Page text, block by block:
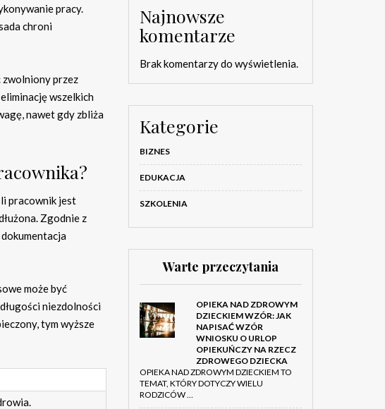
pracy.
chroni
zwolniony przez
wszelkich
nawet gdy zbliża
pracownik jest
Zgodnie z
może być
niezdolności
tym wyższe
Najnowsze
komentarze
Brak komentarzy do wyświetlenia.
Kategorie
BIZNES
EDUKACJA
SZKOLENIA
Warte przeczytania
OPIEKA NAD ZDROWYM
DZIECKIEM WZÓR: JAK
NAPISAĆ WZÓR
WNIOSKU O URLOP
OPIEKUŃCZY NA RZECZ
ZDROWEGO DZIECKA
OPIEKA NAD ZDROWYM DZIECKIEM TO
TEMAT, KTÓRY DOTYCZY WIELU
RODZICÓW …